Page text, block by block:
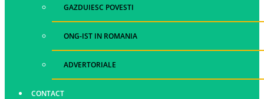
GAZDUIESC POVESTI
ONG-IST IN ROMANIA
ADVERTORIALE
CONTACT